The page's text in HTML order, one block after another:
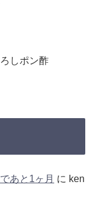
しポン酢
あと1ヶ月 に ken